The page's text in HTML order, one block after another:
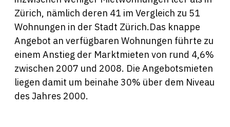
Zürich, nämlich deren 41 im Vergleich zu 51
Wohnungen in der Stadt Zürich.Das knappe
Angebot an verfügbaren Wohnungen führte zu
einem Anstieg der Marktmieten von rund 4,6%
zwischen 2007 und 2008. Die Angebotsmieten
liegen damit um beinahe 30% über dem Niveau
des Jahres 2000.